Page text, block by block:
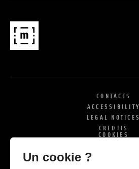
CONTACTS
ACCESSIBILITY
LEGAL NOTICES
CREDITS
COOKIES
Un cookie ?